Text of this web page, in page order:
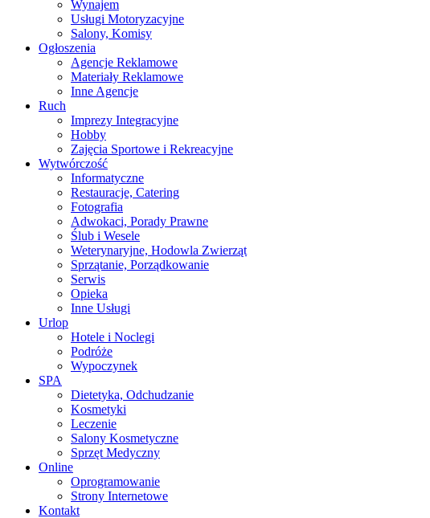
Wynajem
Usługi Motoryzacyjne
Salony, Komisy
Ogłoszenia
Agencje Reklamowe
Materiały Reklamowe
Inne Agencje
Ruch
Imprezy Integracyjne
Hobby
Zajęcia Sportowe i Rekreacyjne
Wytwórczość
Informatyczne
Restauracje, Catering
Fotografia
Adwokaci, Porady Prawne
Ślub i Wesele
Weterynaryjne, Hodowla Zwierząt
Sprzątanie, Porządkowanie
Serwis
Opieka
Inne Usługi
Urlop
Hotele i Noclegi
Podróże
Wypoczynek
SPA
Dietetyka, Odchudzanie
Kosmetyki
Leczenie
Salony Kosmetyczne
Sprzęt Medyczny
Online
Oprogramowanie
Strony Internetowe
Kontakt